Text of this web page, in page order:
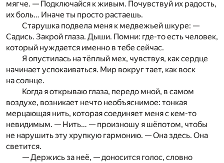
мягче. — Подключайся к живым. Почувствуй их радость,
их боль… Иначе ты просто растаешь.
Старушка подвела меня к медвежьей шкуре: —
Садись. Закрой глаза. Дыши. Помни: где-то есть человек,
который нуждается именно в тебе сейчас.
Я опустилась на тёплый мех, чувствуя, как сердце
начинает успокаиваться. Мир вокруг тает, как воск
на солнце.
Когда я открываю глаза, передо мной, в самом
воздухе, возникает нечто необъяснимое: тонкая
мерцающая нить, которая соединяет меня с кем-то
невидимым. — Нить… — произношу я шёпотом, чтобы
не нарушить эту хрупкую гармонию. — Она здесь. Она
светится.
— Держись за неё, — доносится голос, словно